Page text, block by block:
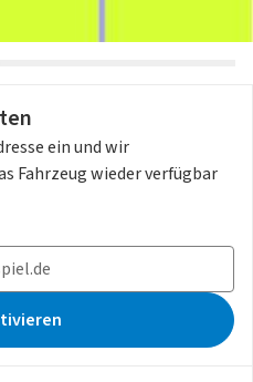
ein und wir
Fahrzeug wieder verfügbar